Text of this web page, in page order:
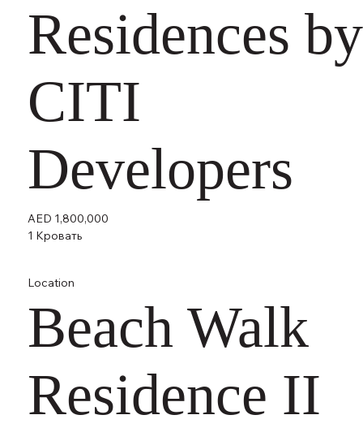
AED 1,800,000
Residences by
CITI
Developers
1 Кровать
Location
Beach Walk
Residence II